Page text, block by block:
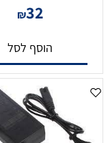
₪32
הוסף לסל